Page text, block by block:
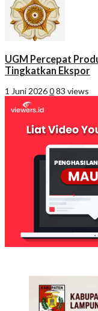
UGM Percepat
Tingkatkan Ekspor
1 Juni 2026083 views